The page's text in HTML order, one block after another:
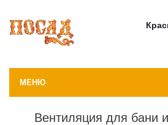
МЕНЮ
Вентиляция для бани